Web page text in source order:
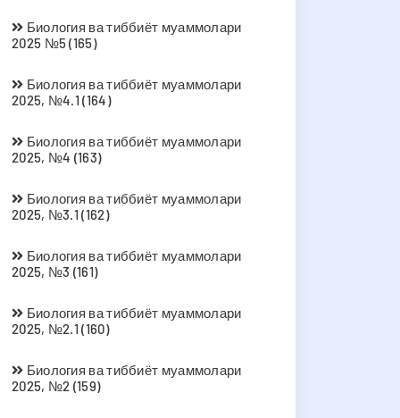
Биология ва тиббиёт муаммолари
2025 №5 (165)
Биология ва тиббиёт муаммолари
2025, №4.1 (164)
Биология ва тиббиёт муаммолари
2025, №4 (163)
Биология ва тиббиёт муаммолари
2025, №3.1 (162)
Биология ва тиббиёт муаммолари
2025, №3 (161)
Биология ва тиббиёт муаммолари
2025, №2.1 (160)
Биология ва тиббиёт муаммолари
2025, №2 (159)